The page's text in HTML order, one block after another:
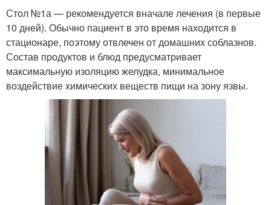
Стол №1а — рекомендуется вначале лечения (в первые
10 дней). Обычно пациент в это время находится в
стационаре, поэтому отвлечен от домашних соблазнов.
Состав продуктов и блюд предусматривает
максимальную изоляцию желудка, минимальное
воздействие химических веществ пищи на зону язвы.